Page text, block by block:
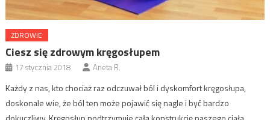
ZDROWIE
Ciesz się zdrowym kręgosłupem
17 stycznia 2018 Aneta R.
Każdy z nas, kto chociaż raz odczuwał ból i dyskomfort kręgosłupa,
doskonale wie, że ból ten może pojawić się nagle i być bardzo